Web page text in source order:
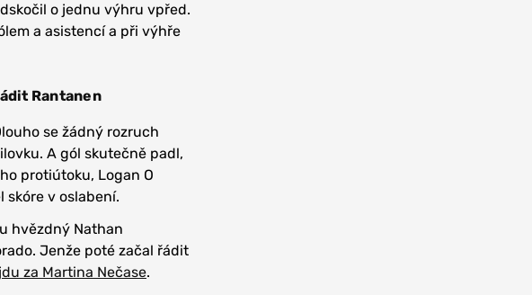
o jednu výhru vpřed.
a asistencí a při výhře
Rantanen
se žádný rozruch
A gól skutečně padl,
protiútoku, Logan O
skóre v oslabení.
hvězdný Nathan
Jenže poté začal řádit
za Martina Nečase.